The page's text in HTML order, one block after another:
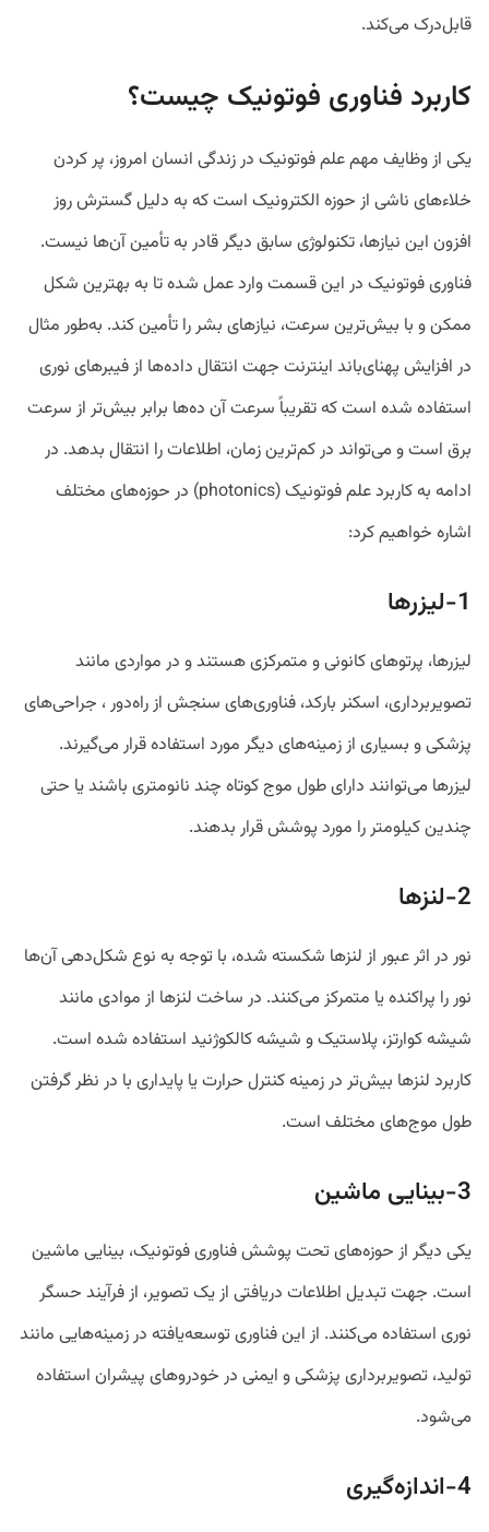
قابل‌درک می‌کند.
کاربرد فناوری فوتونیک چیست؟
یکی از وظایف مهم علم فوتونیک در زندگی انسان امروز، پر کردن
خلاء‌های ناشی از حوزه الکترونیک است که به دلیل گسترش روز
افزون این نیاز‌ها، تکنولوژی سابق دیگر قادر به تأمین آن‌ها نیست.
فناوری فوتونیک در این قسمت وارد عمل شده تا به بهترین شکل
ممکن و با بیش‌ترین سرعت، نیاز‌های بشر را تأمین کند. به‌طور مثال
در افزایش پهنای‌باند اینترنت جهت انتقال داده‌ها از فیبر‌های نوری
استفاده شده است که تقریباً سرعت آن ده‌ها برابر بیش‌تر از سرعت
برق است و می‌تواند در کم‌ترین زمان، اطلاعات را انتقال بدهد. در
ادامه به کاربرد علم فوتونیک (photonics) در حوزه‌های مختلف
اشاره خواهیم کرد:
1-لیزر‌ها
لیزر‌ها، پرتو‌های کانونی و متمرکزی هستند و در مواردی مانند
تصویربرداری، اسکنر بارکد، فناوری‌های سنجش از راه‌دور ، جراحی‌های
پزشکی و بسیاری از زمینه‌های دیگر مورد استفاده قرار می‌گیرند.
لیزر‌ها می‌توانند دارای طول موج کوتاه چند نانومتری باشند یا حتی
چندین کیلومتر را مورد پوشش قرار بدهند.
2-لنز‌ها
نور در اثر عبور از لنز‌ها شکسته شده، با توجه به نوع شکل‌دهی آن‌ها
نور را پراکنده یا متمرکز می‌کنند. در ساخت لنز‌ها از موادی مانند
شیشه کوارتز، پلاستیک و شیشه کالکوژنید استفاده شده است.
کاربرد لنز‌ها بیش‌تر در زمینه کنترل حرارت یا پایداری با در نظر گرفتن
طول موج‌های مختلف است.
3-بینایی ماشین
یکی دیگر از حوزه‌های تحت پوشش فناوری فوتونیک، بینایی ماشین
است. جهت تبدیل اطلاعات دریافتی از یک تصویر، از فرآیند حسگر
نوری استفاده می‌کنند. از این فناوری توسعه‌یافته در زمینه‌هایی مانند
تولید، تصویربرداری پزشکی و ایمنی در خودرو‌های پیشران استفاده
می‌شود.
4-اندازه‌گیری